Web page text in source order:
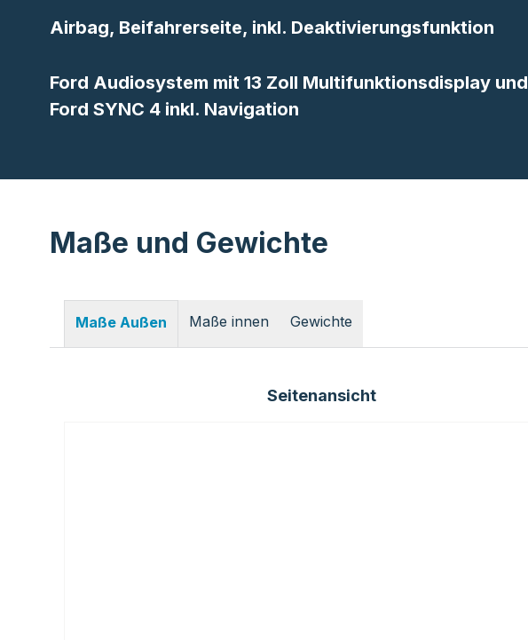
Airbag, Beifahrerseite, inkl. Deaktivierungsfunktion
Ford Audiosystem mit 13 Zoll Multifunktionsdisplay und
Ford SYNC 4 inkl. Navigation
Maße und Gewichte
Maße Außen Maße innen Gewichte
Seitenansicht